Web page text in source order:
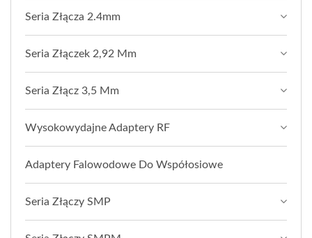
Seria Złącza 2.4mm
Seria Złączek 2,92 Mm
Seria Złącz 3,5 Mm
Wysokowydajne Adaptery RF
Adaptery Falowodowe Do Współosiowe
Seria Złączy SMP